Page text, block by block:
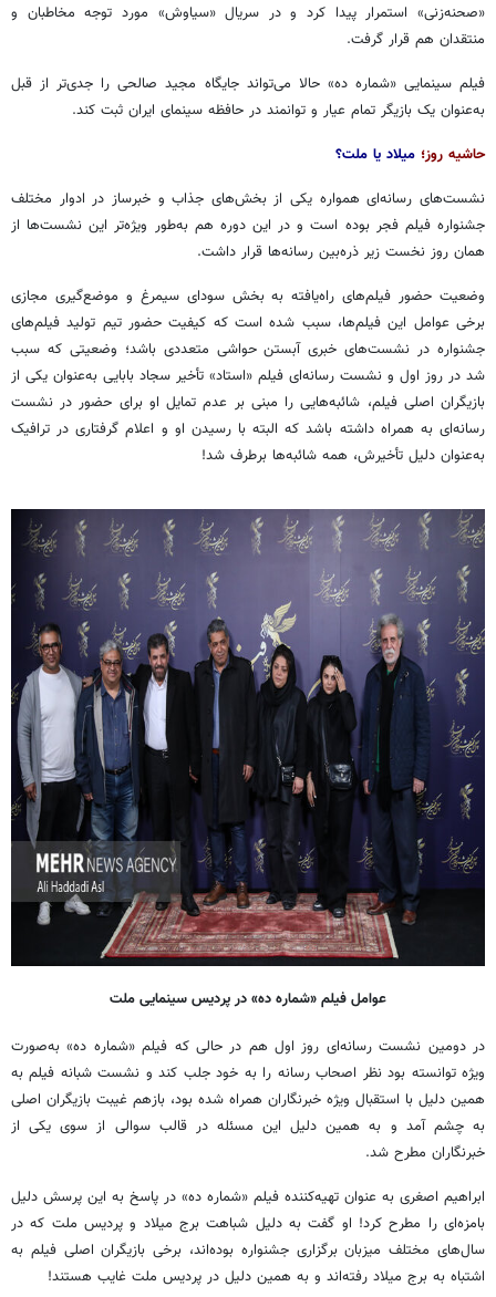
«صحنه‌زنی» استمرار پیدا کرد و در سریال «سیاوش» مورد توجه مخاطبان و
منتقدان هم قرار گرفت.
فیلم سینمایی «شماره ده» حالا می‌تواند جایگاه مجید صالحی را جدی‌تر از قبل
به‌عنوان یک بازیگر تمام عیار و توانمند در حافظه سینمای ایران ثبت کند.
حاشیه روز؛ میلاد یا ملت؟
نشست‌های رسانه‌ای همواره یکی از بخش‌های جذاب و خبرساز در ادوار مختلف
جشنواره فیلم فجر بوده است و در این دوره هم به‌طور ویژه‌تر این نشست‌ها از
همان روز نخست زیر ذره‌بین رسانه‌ها قرار داشت.
وضعیت حضور فیلم‌های راه‌یافته به بخش سودای سیمرغ و موضع‌گیری مجازی
برخی عوامل این فیلم‌ها، سبب شده است که کیفیت حضور تیم تولید فیلم‌های
جشنواره در نشست‌های خبری آبستن حواشی متعددی باشد؛ وضعیتی که سبب
شد در روز اول و نشست رسانه‌ای فیلم «استاد» تأخیر سجاد بابایی به‌عنوان یکی از
بازیگران اصلی فیلم، شائبه‌هایی را مبنی بر عدم تمایل او برای حضور در نشست
رسانه‌ای به همراه داشته باشد که البته با رسیدن او و اعلام گرفتاری در ترافیک
به‌عنوان دلیل تأخیرش، همه شائبه‌ها برطرف شد!
عوامل فیلم «شماره ده» در پردیس سینمایی ملت
در دومین نشست رسانه‌ای روز اول هم در حالی که فیلم «شماره ده» به‌صورت
ویژه توانسته بود نظر اصحاب رسانه را به خود جلب کند و نشست شبانه فیلم به
همین دلیل با استقبال ویژه خبرنگاران همراه شده بود، بازهم غیبت بازیگران اصلی
به چشم آمد و به همین دلیل این مسئله در قالب سوالی از سوی یکی از
خبرنگاران مطرح شد.
ابراهیم اصغری به عنوان تهیه‌کننده فیلم «شماره ده» در پاسخ به این پرسش دلیل
بامزه‌ای را مطرح کرد! او گفت به دلیل شباهت برج میلاد و پردیس ملت که در
سال‌های مختلف میزبان برگزاری جشنواره بوده‌اند، برخی بازیگران اصلی فیلم به
اشتباه به برج میلاد رفته‌اند و به همین دلیل در پردیس ملت غایب هستند!